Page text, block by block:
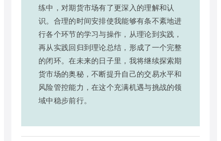
练中，对期货市场有了更深入的理解和认
识。合理的时间安排使我能够有条不紊地进
行各个环节的学习与操作，从理论到实践，
再从实践回归到理论总结，形成了一个完整
的闭环。在未来的日子里，我将继续探索期
货市场的奥秘，不断提升自己的交易水平和
风险管控能力，在这个充满机遇与挑战的领
域中稳步前行。